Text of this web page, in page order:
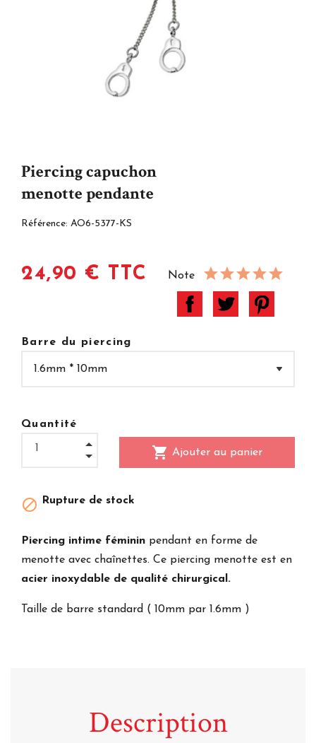
Piercing capuchon
menotte pendante
Référence: AO6-5377-KS
24,90 € TTC Note
Barre du piercing
Quantité
shopping_cart Ajouter au panier
 Rupture de stock
Piercing intime féminin pendant en forme de
menotte avec chaînettes. Ce piercing menotte est en
acier inoxydable de qualité chirurgical.
Taille de barre standard ( 10mm par 1.6mm )
Description